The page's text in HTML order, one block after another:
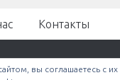
Контакты
вы соглашаетесь с их